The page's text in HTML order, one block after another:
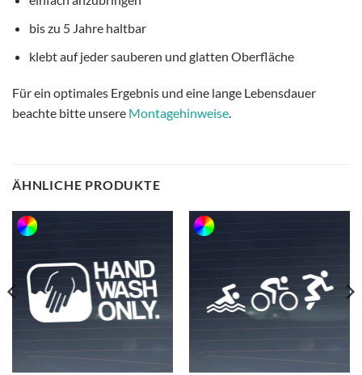
bis zu 5 Jahre haltbar
klebt auf jeder sauberen und glatten Oberfläche
Für ein optimales Ergebnis und eine lange Lebensdauer
beachte bitte unsere Montagehinweise.
ÄHNLICHE PRODUKTE